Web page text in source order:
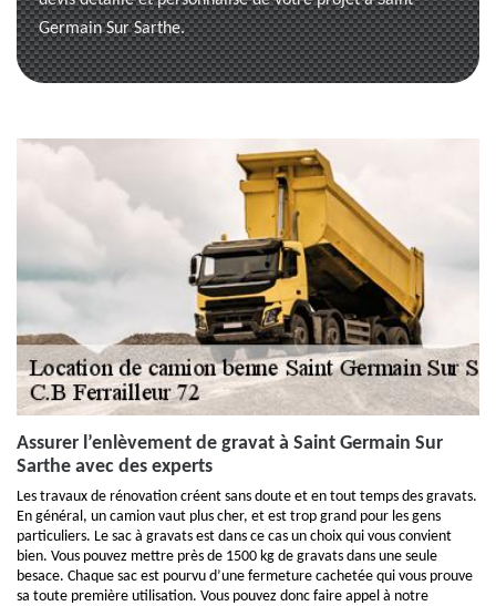
Germain Sur Sarthe.
Assurer l’enlèvement de gravat à Saint Germain Sur
Sarthe avec des experts
Les travaux de rénovation créent sans doute et en tout temps des gravats.
En général, un camion vaut plus cher, et est trop grand pour les gens
particuliers. Le sac à gravats est dans ce cas un choix qui vous convient
bien. Vous pouvez mettre près de 1500 kg de gravats dans une seule
besace. Chaque sac est pourvu d’une fermeture cachetée qui vous prouve
sa toute première utilisation. Vous pouvez donc faire appel à notre